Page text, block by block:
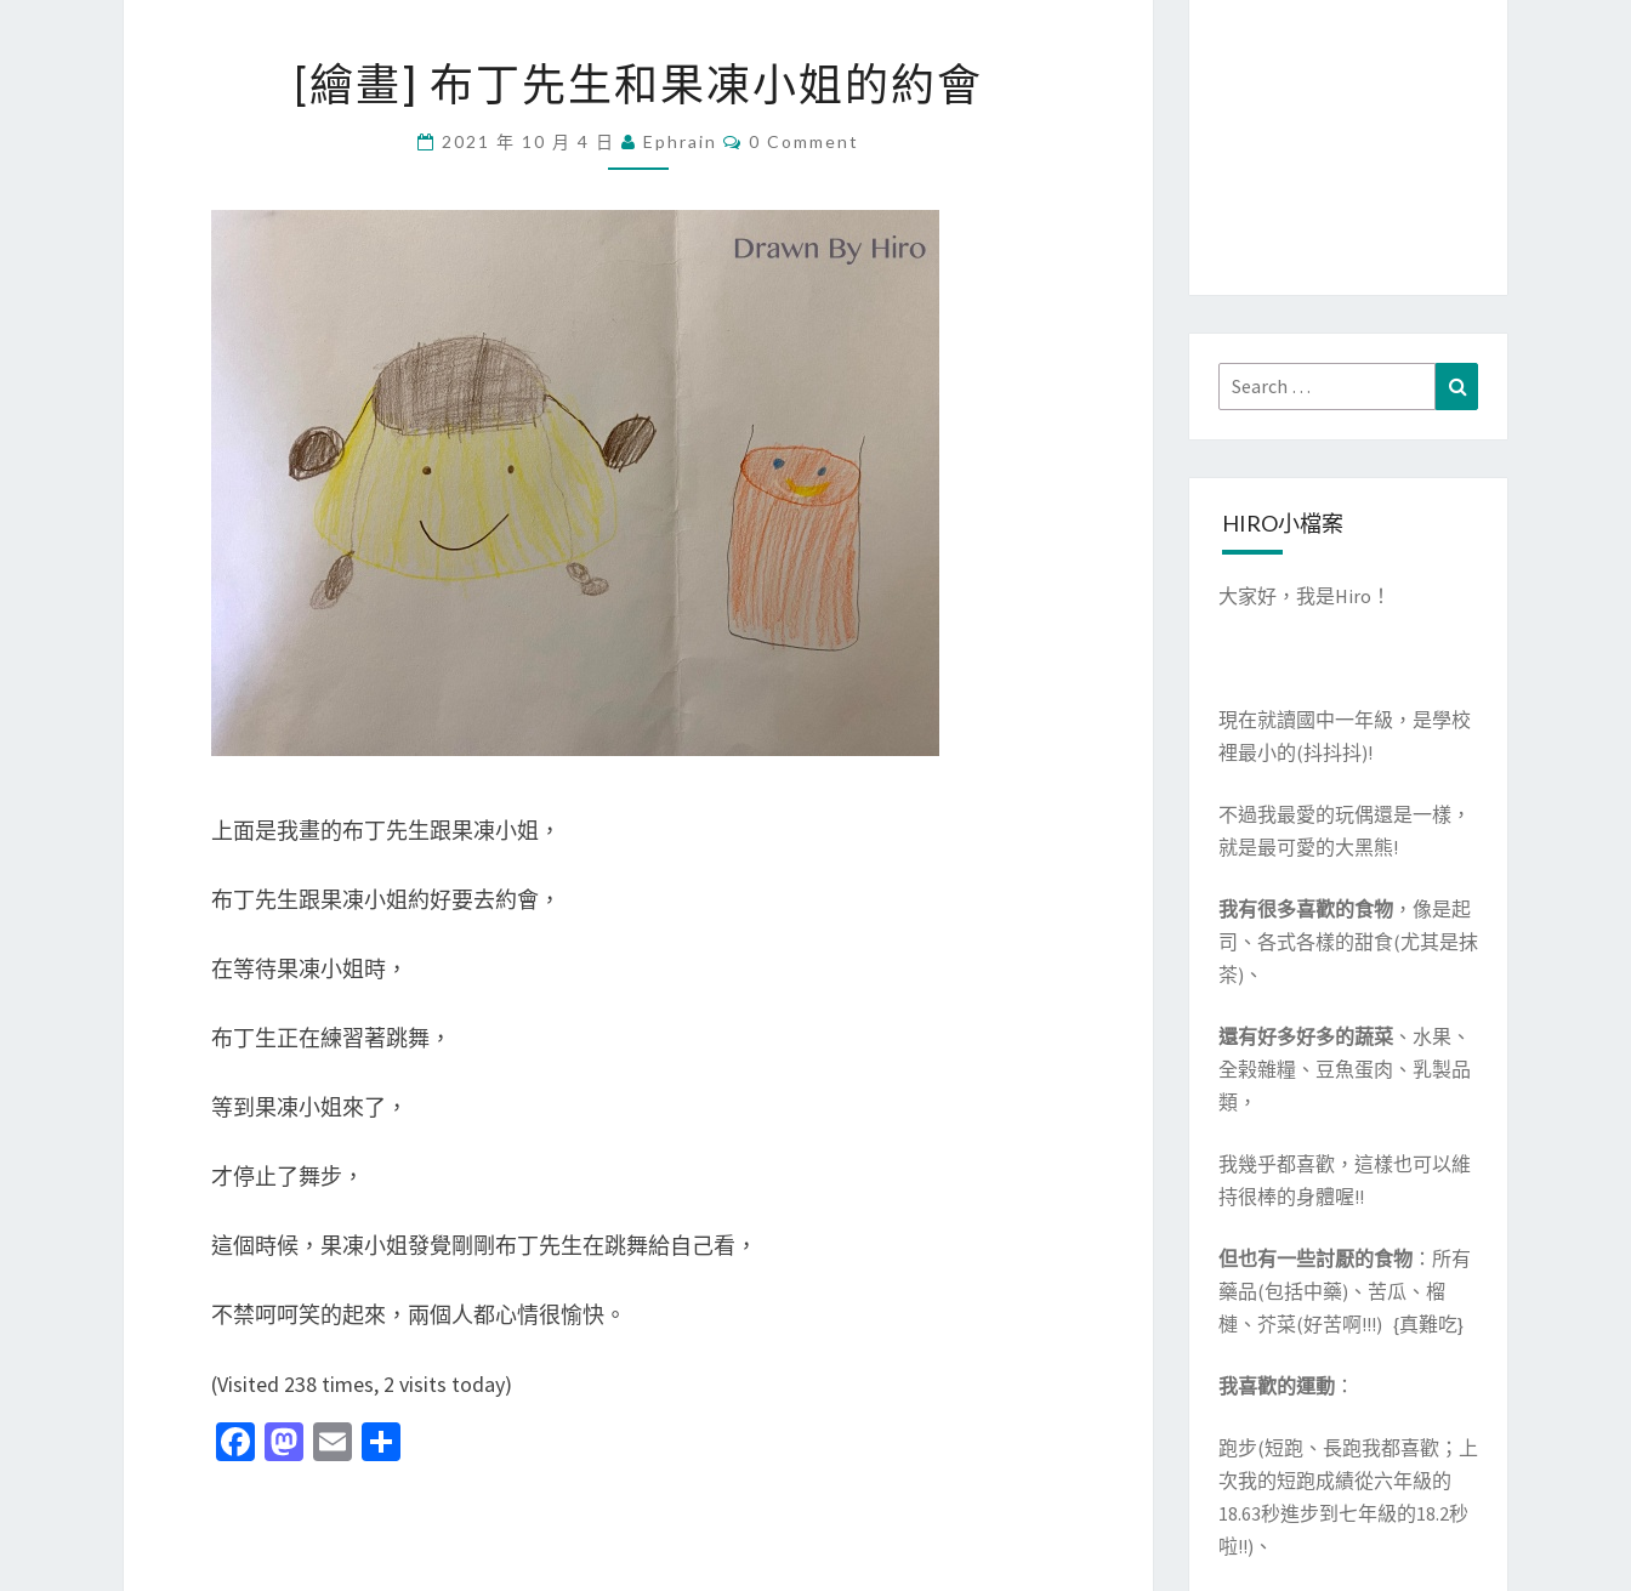
繪
]
凍
小
[繪畫] 布丁先生和果凍小姐的約會
2021 年 10 月 4 日 Ephrain
C
E
N
T
0 Comment
上面是我畫的布丁先生跟果凍小姐，
布丁先生跟果凍小姐約好要去約會，
在等待果凍小姐時，
布丁生正在練習著跳舞，
等到果凍小姐來了，
才停止了舞步，
這個時候，果凍小姐發覺剛剛布丁先生在跳舞給自己看，
不禁呵呵笑的起來，兩個人都心情很愉快。
(Visited 238 times, 2 visits today)
Fa M E
Search
for:
HIRO小檔案
大家好，我是Hiro！
現在就讀國中一年級，是學校
裡最小的(抖抖抖)!
不過我最愛的玩偶還是一樣，
就是最可愛的大黑熊!
我有很多喜歡的食物，像是起
司、各式各樣的甜食(尤其是抹
茶)、
還有好多好多的蔬菜、水果、
全榖雜糧、豆魚蛋肉、乳製品
類，
我幾乎都喜歡，這樣也可以維
持很棒的身體喔!!
但也有一些討厭的食物：所有
藥品(包括中藥)、苦瓜、榴
槤、芥菜(好苦啊!!!) {真難吃}
我喜歡的運動：
跑步(短跑、長跑我都喜歡；上
次我的短跑成績從六年級的
18.63秒進步到七年級的18.2秒
啦!!)、